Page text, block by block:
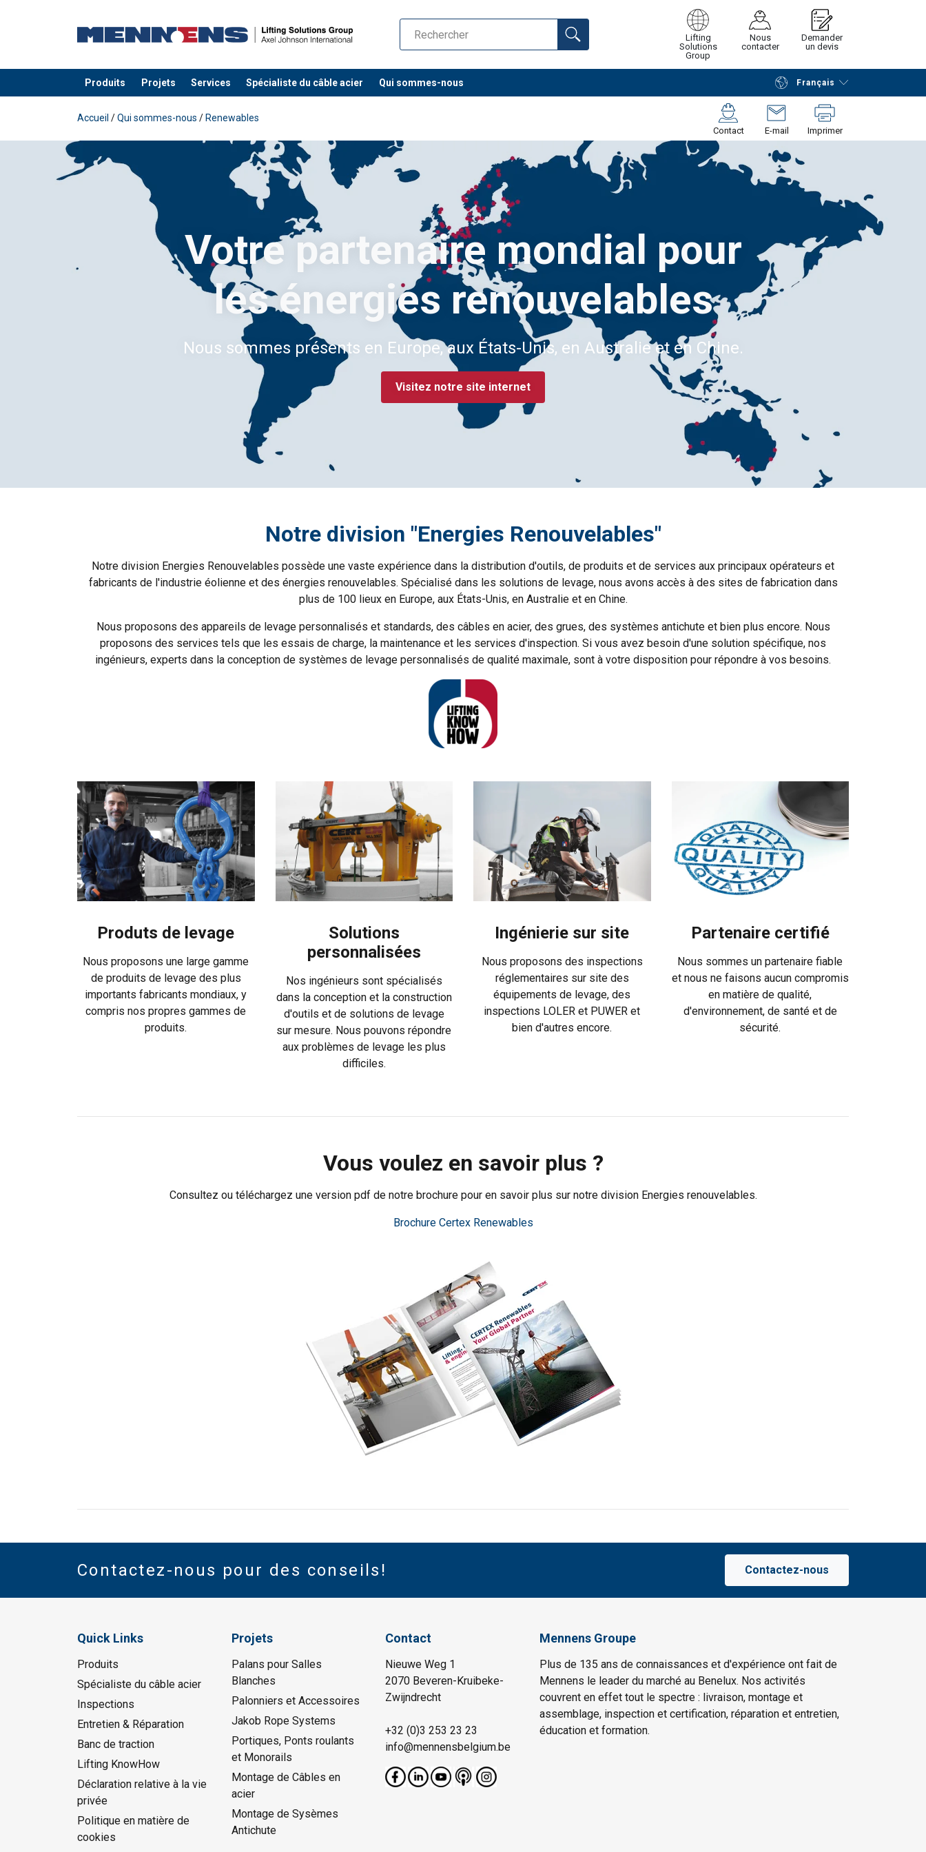
Lifting
Solutions
Group
Nous
contacter
Demander
un devis
Produits Projets Services Spécialiste du câble acier Qui sommes-nous Français
Ajouté au panier Poursuivre Envoyer demande
Accueil /Qui sommes-nous / Renewables
Contact E-mail Imprimer
Votre partenaire mondial pour
les énergies renouvelables
Nous sommes présents en Europe, aux États-Unis, en Australie et en Chine.
Visitez notre site internet
Notre division "Energies Renouvelables"
Notre division Energies Renouvelables possède une vaste expérience dans la distribution d'outils, de produits et de services aux principaux opérateurs et
fabricants de l'industrie éolienne et des énergies renouvelables. Spécialisé dans les solutions de levage, nous avons accès à des sites de fabrication dans
plus de 100 lieux en Europe, aux États-Unis, en Australie et en Chine.
Nous proposons des appareils de levage personnalisés et standards, des câbles en acier, des grues, des systèmes antichute et bien plus encore. Nous
proposons des services tels que les essais de charge, la maintenance et les services d'inspection. Si vous avez besoin d'une solution spécifique, nos
ingénieurs, experts dans la conception de systèmes de levage personnalisés de qualité maximale, sont à votre disposition pour répondre à vos besoins.
Produts de levage
Nous proposons une large gamme
de produits de levage des plus
importants fabricants mondiaux, y
compris nos propres gammes de
produits.
Solutions
personnalisées
Nos ingénieurs sont spécialisés
dans la conception et la construction
d'outils et de solutions de levage
sur mesure. Nous pouvons répondre
aux problèmes de levage les plus
difficiles.
Ingénierie sur site
Nous proposons des inspections
réglementaires sur site des
équipements de levage, des
inspections LOLER et PUWER et
bien d'autres encore.
Partenaire certifié
Nous sommes un partenaire fiable
et nous ne faisons aucun compromis
en matière de qualité,
d'environnement, de santé et de
sécurité.
Vous voulez en savoir plus ?
Consultez ou téléchargez une version pdf de notre brochure pour en savoir plus sur notre division Energies renouvelables.
Brochure Certex Renewables
Contactez-nous pour des conseils! Contactez-nous
Quick Links
Produits
Spécialiste du câble acier
Inspections
Entretien & Réparation
Banc de traction
Lifting KnowHow
Déclaration relative à la vie
privée
Politique en matière de
cookies
Projets
Palans pour Salles
Blanches
Palonniers et Accessoires
Jakob Rope Systems
Portiques, Ponts roulants
et Monorails
Montage de Câbles en
acier
Montage de Sysèmes
Antichute
Contact
Nieuwe Weg 1
2070 Beveren-Kruibeke-
Zwijndrecht
+32 (0)3 253 23 23
info@mennensbelgium.be
Mennens Groupe
Plus de 135 ans de connaissances et d'expérience ont fait de
Mennens le leader du marché au Benelux. Nos activités
couvrent en effet tout le spectre : livraison, montage et
assemblage, inspection et certification, réparation et entretien,
éducation et formation.
ENGLISH TRANSLATION
Ce site Web utilise des cookies
Nous utilisons des cookies pour personnaliser le contenu, les publicités et analyser notre trafic. Nous
partageons également des informations sur votre utilisation de notre site avec nos partenaires de
ou qu"ils ont collectées lors de votre utilisation de leurs services.
Privacybeleid
Strictement
nécessaires
Performance Fonctionnalité Non classifiés
AFFICHER LES DÉTAILS